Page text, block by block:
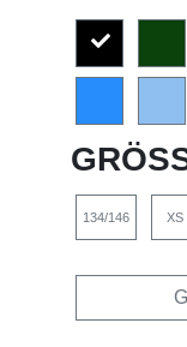
134/146 XS